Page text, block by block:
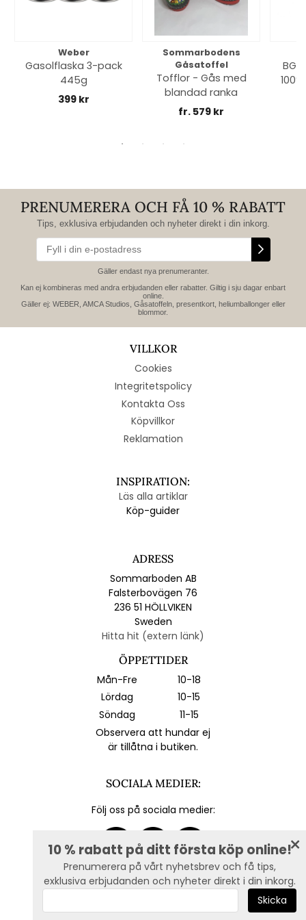
Weber
Gasolflaska 3-pack
445g
399 kr
Sommarbodens
Gåsatoffel
Tofflor - Gås med
blandad ranka
fr. 579 kr
10 % rabatt på ditt första köp online!
Prenumerera på vårt nyhetsbrev och få tips,
exklusiva erbjudanden och nyheter direkt i din inkorg.
PRENUMERERA OCH FÅ 10 % RABATT
Tips, exklusiva erbjudanden och nyheter direkt i din inkorg.
Gäller endast nya prenumeranter.
Kan ej kombineras med andra erbjudanden eller rabatter. Giltig i sju dagar enbart
online.
Gäller ej: WEBER, AMCA Studios, Gåsatoffeln, presentkort, heliumballonger eller
blommor.
VILLKOR
Cookies
Integritetspolicy
Kontakta Oss
Köpvillkor
Reklamation
INSPIRATION:
Läs alla artiklar
Köp-guider
ADRESS
Sommarboden AB
Falsterbovägen 76
236 51 HÖLLVIKEN
Sweden
Hitta hit (extern länk)
ÖPPETTIDER
Mån-Fre
10-18
Lördag
10-15
Söndag
11-15
Observera att hundar ej
är tillåtna i butiken.
SOCIALA MEDIER:
Följ oss på sociala medier: